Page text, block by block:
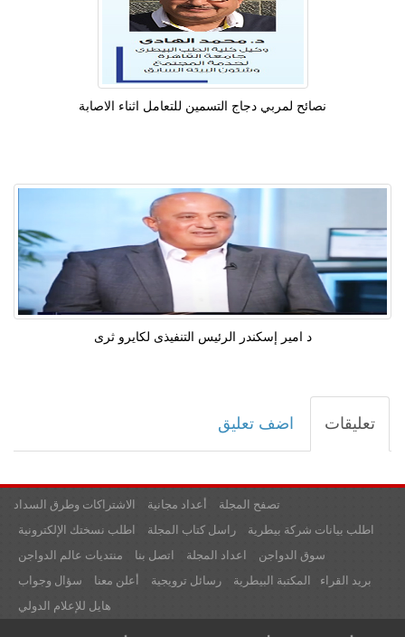
نصائح لمربي دجاج التسمين للتعامل اثناء الاصابة
د امير إسكندر الرئيس التنفيذى لكايرو ثرى
تعليقات اضف تعليق
الاشتراكات وطرق السداد أعداد مجانية
تصفح المجلة
اطلب نسختك الإلكترونية
راسل كتاب المجلة
اطلب بيانات شركة بيطرية
منتديات عالم الدواجن
اتصل بنا اعداد المجلة
سوق الدواجن
سؤال وجواب
أعلن معنا رسائل ترويجية المكتبة البيطرية
بريد القراء
هايل للإعلام الدولي